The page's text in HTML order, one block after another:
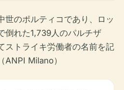
世のポルティコであり、ロッ
倒れた1,739人のパルチザ
ストライキ労働者の名前を記
ANPI Milano）